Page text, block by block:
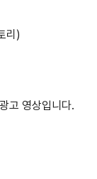
리)
고 영상입니다.